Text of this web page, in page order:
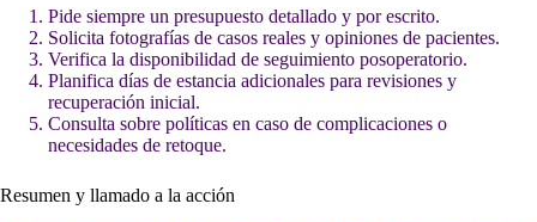
Pide siempre un presupuesto detallado y por escrito.
Solicita fotografías de casos reales y opiniones de pacientes.
Verifica la disponibilidad de seguimiento posoperatorio.
Planifica días de estancia adicionales para revisiones y
recuperación inicial.
Consulta sobre políticas en caso de complicaciones o
necesidades de retoque.
Resumen y llamado a la acción